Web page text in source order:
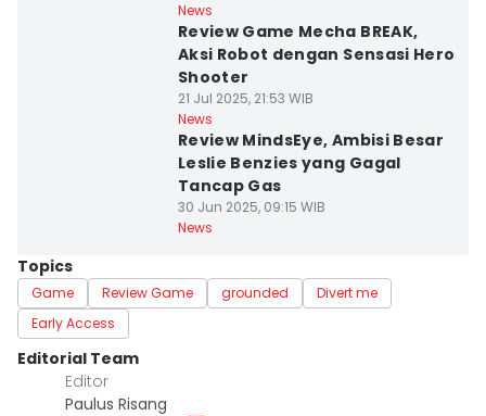
News
Review Game Mecha BREAK,
Aksi Robot dengan Sensasi Hero
Shooter
21 Jul 2025, 21:53 WIB
News
Review MindsEye, Ambisi Besar
Leslie Benzies yang Gagal
Tancap Gas
30 Jun 2025, 09:15 WIB
News
Topics
Game Review Game grounded
Divert me
Early Access
Editorial Team
Editor
Paulus Risang